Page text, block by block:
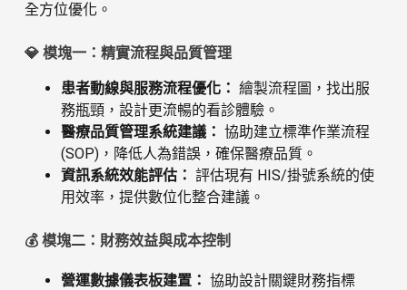
全方位優化。
💎 模塊一：精實流程與品質管理
患者動線與服務流程優化： 繪製流程圖，找出服
務瓶頸，設計更流暢的看診體驗。
醫療品質管理系統建議： 協助建立標準作業流程
(SOP)，降低人為錯誤，確保醫療品質。
資訊系統效能評估： 評估現有 HIS/掛號系統的使
用效率，提供數位化整合建議。
💰 模塊二：財務效益與成本控制
營運數據儀表板建置： 協助設計關鍵財務指標